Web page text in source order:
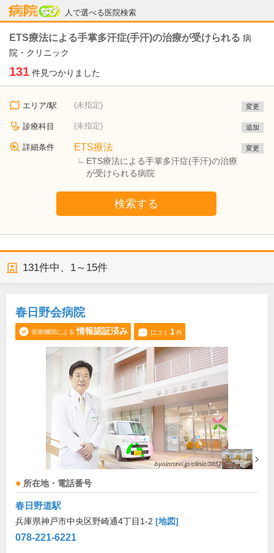
人で選べる医院検索
病院なび
ETS療法による手掌多汗症(手汗)の治療が受けられる 病
院・クリニック
131 件見つかりました
エリア/駅 (未指定) 変更
診療科目 (未指定) 追加
詳細条件 ETS療法
ETS療法による手掌多汗症(手汗)の治療
が受けられる病院
変更
検索する
131件中、 1～15件
春日野会病院
医療機関による 情報認証済み 口コミ 1件
所在地・電話番号
春日野道駅
兵庫県神戸市中央区野崎通4丁目1-2 [地図]
078-221-6221